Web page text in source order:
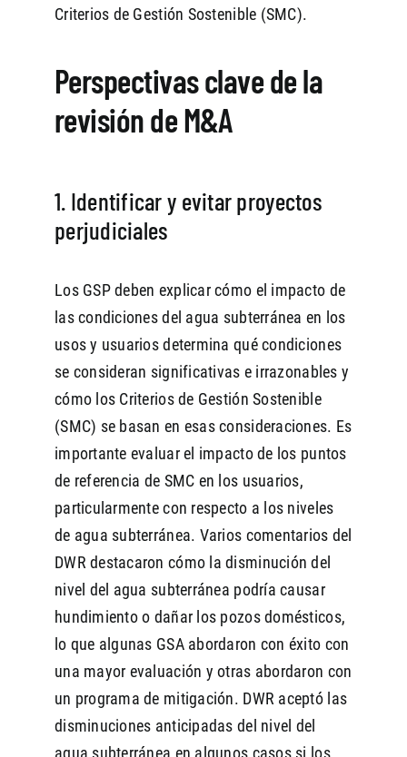
Criterios de Gestión Sostenible (SMC).
Perspectivas clave de la
revisión de M&A
1. Identificar y evitar proyectos
perjudiciales
Los GSP deben explicar cómo el impacto de
las condiciones del agua subterránea en los
usos y usuarios determina qué condiciones
se consideran significativas e irrazonables y
cómo los Criterios de Gestión Sostenible
(SMC) se basan en esas consideraciones. Es
importante evaluar el impacto de los puntos
de referencia de SMC en los usuarios,
particularmente con respecto a los niveles
de agua subterránea. Varios comentarios del
DWR destacaron cómo la disminución del
nivel del agua subterránea podría causar
hundimiento o dañar los pozos domésticos,
lo que algunas GSA abordaron con éxito con
una mayor evaluación y otras abordaron con
un programa de mitigación. DWR aceptó las
disminuciones anticipadas del nivel del
agua subterránea en algunos casos si los